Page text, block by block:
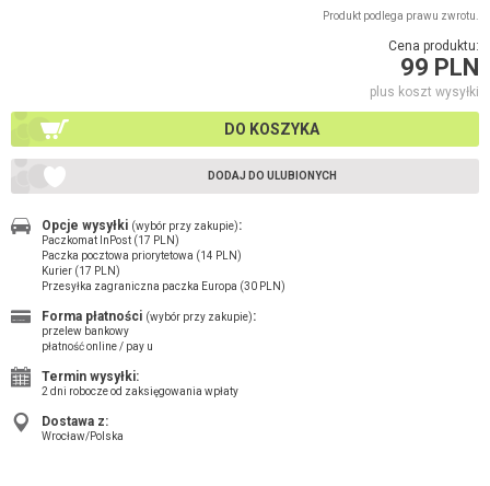
Produkt podlega prawu zwrotu.
Cena produktu:
99 PLN
plus koszt wysyłki
DO KOSZYKA
DODAJ DO ULUBIONYCH
Opcje wysyłki (wybór przy zakupie):
Paczkomat InPost (17 PLN)
Paczka pocztowa priorytetowa (14 PLN)
Kurier (17 PLN)
Przesyłka zagraniczna paczka Europa (30 PLN)
Forma płatności (wybór przy zakupie):
przelew bankowy
płatność online / pay u
Termin wysyłki:
2 dni robocze od zaksięgowania wpłaty
Dostawa z:
Wrocław/Polska